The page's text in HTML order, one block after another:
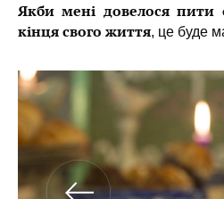
Якби мені довелося
кінця свого життя, це буде